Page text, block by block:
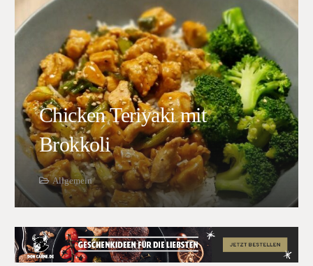
Chicken Teriyaki mit
Brokkoli
Allgemein